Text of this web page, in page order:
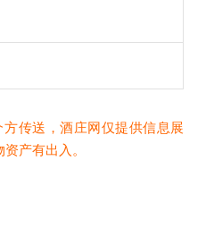
传送，酒庄网仅提供信息展
产有出入。